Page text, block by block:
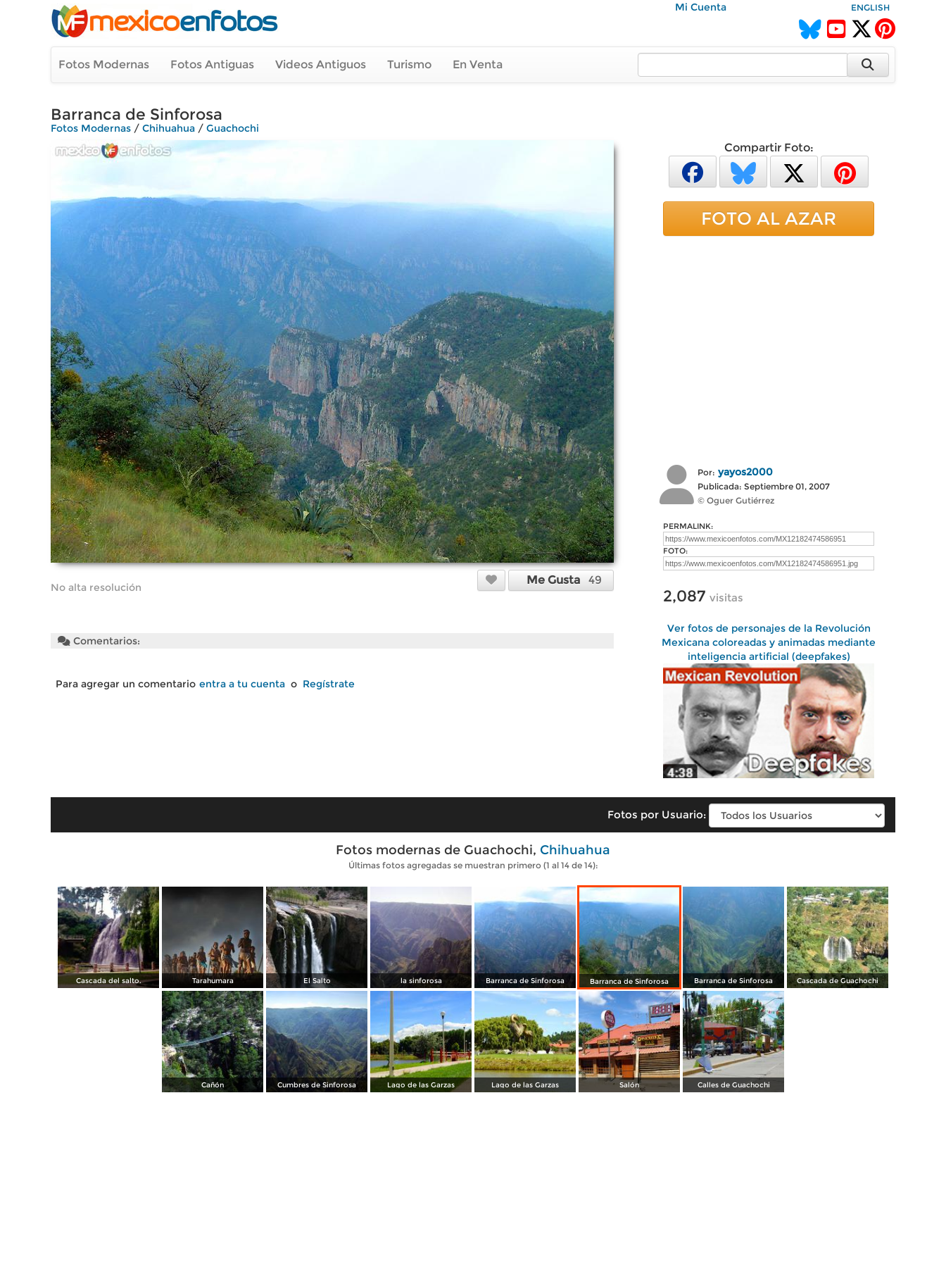
Mi Cuenta ENGLISH
Fotos Modernas Fotos Antiguas Videos Antiguos Turismo En Venta
Barranca de Sinforosa
Fotos Modernas / Chihuahua / Guachochi
No alta resolución
Me Gusta 49
Comentarios:
Para agregar un comentario entra a tu cuenta o Regístrate
Compartir Foto:
FOTO AL AZAR
Por: yayos2000
Publicada: Septiembre 01, 2007
© Oguer Gutiérrez
PERMALINK:
FOTO:
2,087 visitas
Ver fotos de personajes de la Revolución
Mexicana coloreadas y animadas mediante
inteligencia artificial (deepfakes)
Fotos por Usuario:
Fotos modernas de Guachochi, Chihuahua
Últimas fotos agregadas se muestran primero (1 al 14 de 14):
Cascada del salto. Tarahumara El Salto la sinforosa Barranca de Sinforosa Barranca de Sinforosa Barranca de Sinforosa Cascada de Guachochi
Cañón Cumbres de Sinforosa Lago de las Garzas Lago de las Garzas Salón Calles de Guachochi